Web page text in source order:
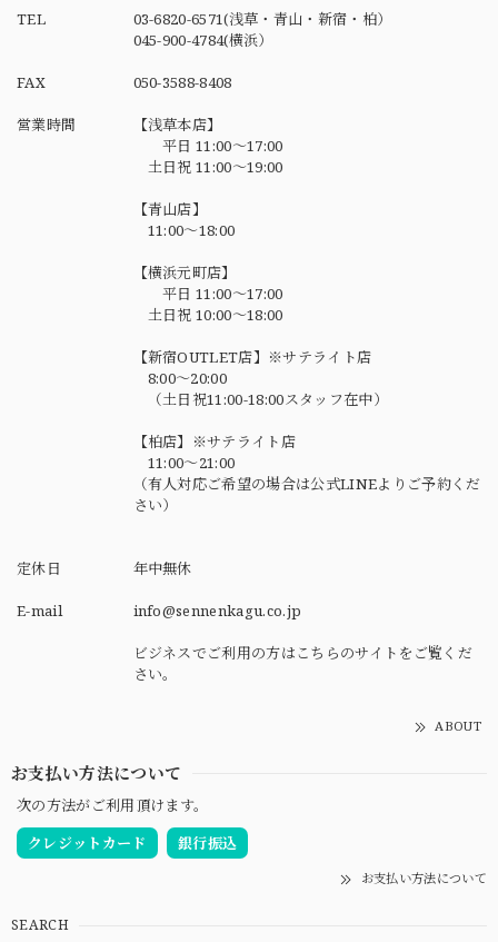
TEL
03-6820-6571(浅草・青山・新宿・柏）
045-900-4784(横浜）
FAX 050-3588-8408
営業時間
【浅草本店】
平日 11:00～17:00
土日祝 11:00～19:00
【青山店】
11:00～18:00
【横浜元町店】
平日 11:00～17:00
土日祝 10:00～18:00
【新宿OUTLET店】※サテライト店
8:00～20:00
（土日祝11:00-18:00スタッフ在中）
【柏店】※サテライト店
11:00～21:00
（有人対応ご希望の場合は公式LINEよりご予約くだ
さい）
定休日 年中無休
E-mail info@sennenkagu.co.jp
ビジネスでご利用の方はこちらのサイトをご覧くだ
さい。
ABOUT
お支払い方法について
次の方法がご利用頂けます。
クレジットカード
銀行振込
お支払い方法について
SEARCH